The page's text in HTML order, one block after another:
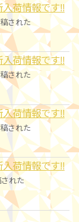
荷情報です!!
された
荷情報です!!
された
荷情報です!!
された
荷情報です!!
れた